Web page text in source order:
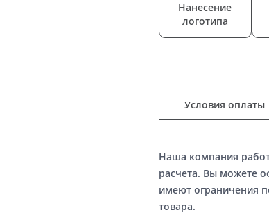
Нанесение
логотипа
Условия оплаты
Наша компания
расчета. Вы можете
имеют ограничения
товара.